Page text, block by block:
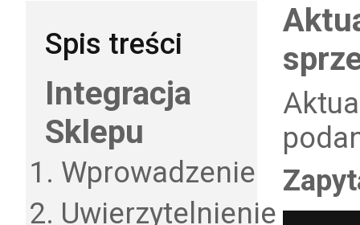
Spis treści
Integracja
Sklepu
Wprowadzenie
Uwierzytelnienie